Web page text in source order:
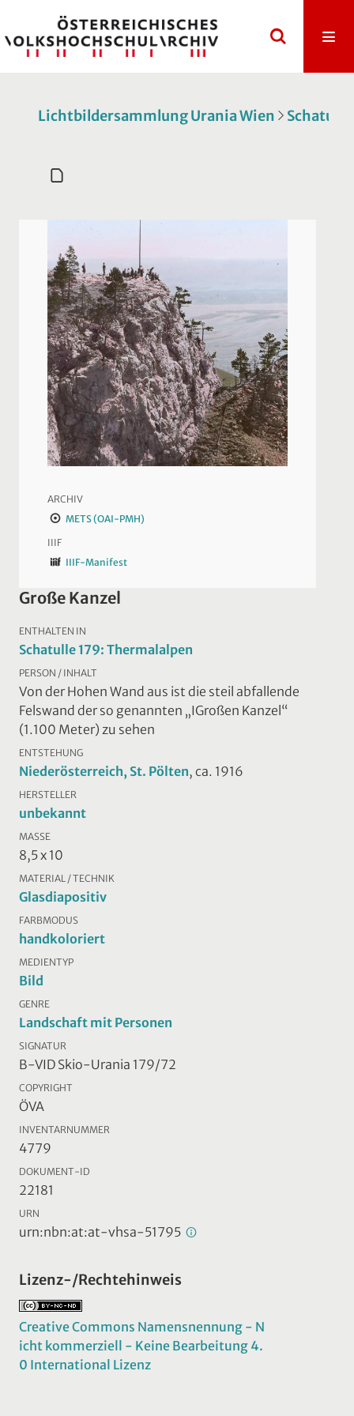
Lichtbildersammlung Urania Wien
ARCHIV
METS (OAI-PMH)
IIIF
IIIF-Manifest
Große Kanzel
ENTHALTEN IN
Schatulle 179: Thermalalpen
PERSON / INHALT
Von der Hohen Wand aus ist die steil abfallende
Felswand der so genannten „IGroßen Kanzel“
(1.100 Meter) zu sehen
ENTSTEHUNG
Niederösterreich, St. Pölten, ca. 1916
HERSTELLER
unbekannt
MASSE
8,5 x 10
MATERIAL / TECHNIK
Glasdiapositiv
FARBMODUS
handkoloriert
MEDIENTYP
Bild
GENRE
Landschaft mit Personen
SIGNATUR
B-VID Skio-Urania 179/72
COPYRIGHT
ÖVA
INVENTARNUMMER
4779
DOKUMENT-ID
22181
URN
urn:nbn:at:at-vhsa-51795
Lizenz-/Rechtehinweis
Creative Commons Namensnennung - N
icht kommerziell - Keine Bearbeitung 4.
0 International Lizenz